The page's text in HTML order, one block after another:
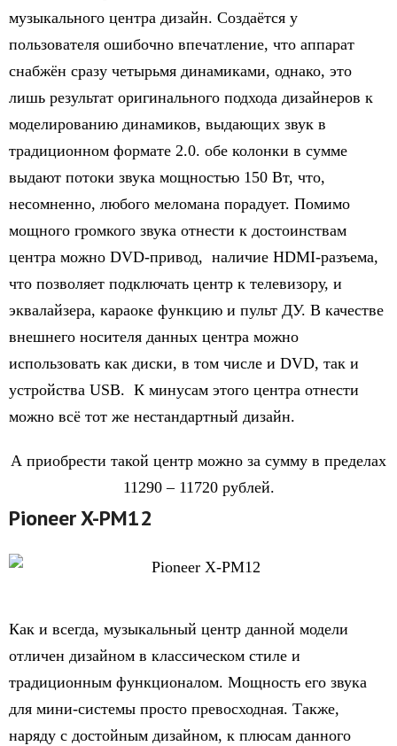
музыкального центра дизайн. Создаётся у
пользователя ошибочно впечатление, что аппарат
снабжён сразу четырьмя динамиками, однако, это
лишь результат оригинального подхода дизайнеров к
моделированию динамиков, выдающих звук в
традиционном формате 2.0. обе колонки в сумме
выдают потоки звука мощностью 150 Вт, что,
несомненно, любого меломана порадует. Помимо
мощного громкого звука отнести к достоинствам
центра можно DVD-привод, наличие HDMI-разъема,
что позволяет подключать центр к телевизору, и
эквалайзера, караоке функцию и пульт ДУ. В качестве
внешнего носителя данных центра можно
использовать как диски, в том числе и DVD, так и
устройства USB. К минусам этого центра отнести
можно всё тот же нестандартный дизайн.
А приобрести такой центр можно за сумму в пределах
11290 – 11720 рублей.
Pioneer X-PM12
Как и всегда, музыкальный центр данной модели
отличен дизайном в классическом стиле и
традиционным функционалом. Мощность его звука
для мини-системы просто превосходная. Также,
наряду с достойным дизайном, к плюсам данного